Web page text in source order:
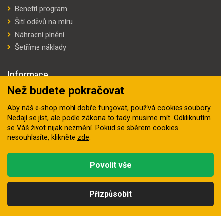
Benefit program
Šití oděvů na míru
Náhradní plnění
Šetříme náklady
Informace
Doprava a platba
Vše o nákupu
Obchodní podmínky
Kontakty
Než budete pokračovat
Aby náš e-shop mohl dobře fungovat, používá cookies soubory.
Nedají se jíst, ale podle zákona to tady musíme mít. Odkliknutím
se Váš život nijak nezmění. Pokud se sběrem cookies
nesouhlasíte, klikněte zde.
Přizpůsobit
Povolit vše